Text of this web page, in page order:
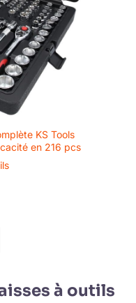
KS Tools
en 216 pcs
à outils